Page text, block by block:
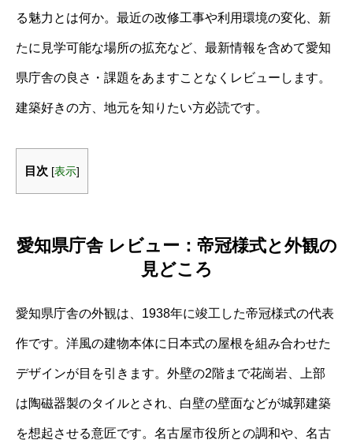
る魅力とは何か。最近の改修工事や利用環境の変化、新
たに見学可能な場所の拡充など、最新情報を含めて愛知
県庁舎の良さ・課題をあますことなくレビューします。
建築好きの方、地元を知りたい方必読です。
目次 [表示]
愛知県庁舎 レビュー：帝冠様式と外観の
見どころ
愛知県庁舎の外観は、1938年に竣工した帝冠様式の代表
作です。洋風の建物本体に日本式の屋根を組み合わせた
デザインが目を引きます。外壁の2階まで花崗岩、上部
は陶磁器製のタイルとされ、白壁の壁面などが城郭建築
を想起させる意匠です。名古屋市役所との調和や、名古